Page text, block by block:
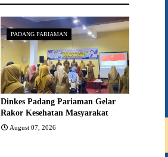
PADANG PARIAMAN
Dinkes Padang Pariaman Gelar
Rakor Kesehatan Masyarakat
August 07, 2026